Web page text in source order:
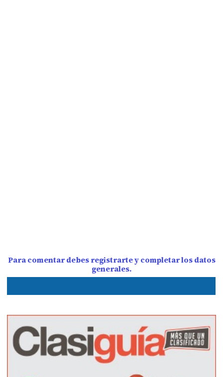
Para comentar debes registrarte y completar los datos
generales.